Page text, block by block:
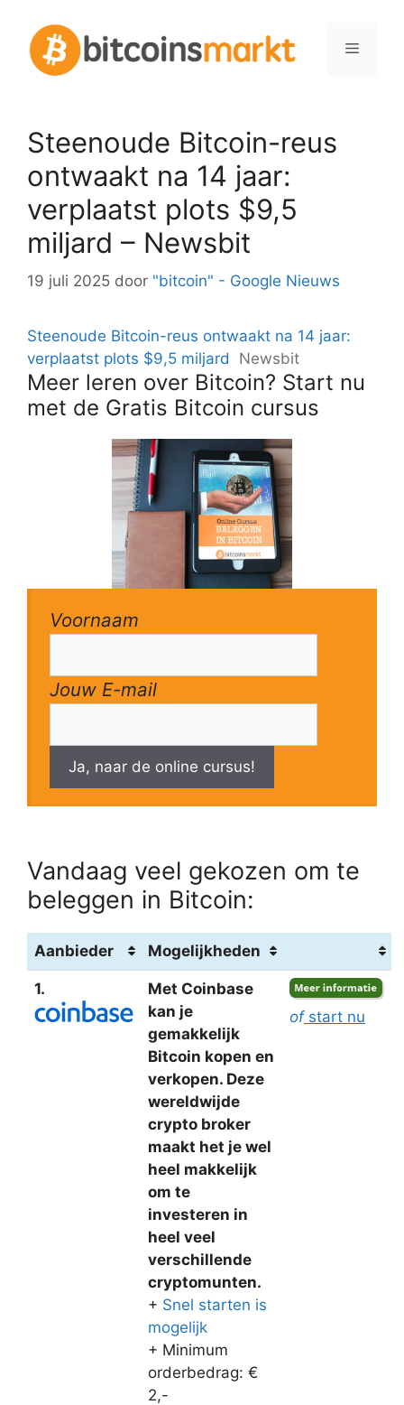
inhoud
Menu
Steenoude Bitcoin-reus
ontwaakt na 14 jaar:
verplaatst plots $9,5
miljard – Newsbit
19 juli 2025 door "bitcoin" - Google Nieuws
Steenoude Bitcoin-reus ontwaakt na 14 jaar:
verplaatst plots $9,5 miljard
Newsbit
Meer leren over Bitcoin? Start nu
met de Gratis Bitcoin cursus
Voornaam
Jouw E-mail
Ja, naar de online cursus!
Vandaag veel gekozen om te
beleggen in Bitcoin:
Aanbieder Mogelijkheden
1.
Met Coinbase
kan je
gemakkelijk
Bitcoin kopen en
verkopen. Deze
wereldwijde
crypto broker
maakt het je wel
heel makkelijk
om te
investeren in
heel veel
verschillende
cryptomunten.
+ Snel starten is
mogelijk
+ Minimum
orderbedrag: €
2,-
ofstart nu